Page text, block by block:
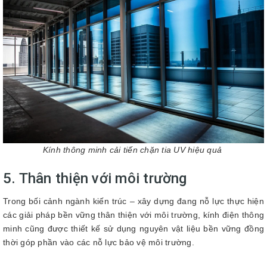
Kính thông minh cải tiến chặn tia UV hiệu quả
5. Thân thiện với môi trường
Trong bối cảnh ngành kiến trúc – xây dựng đang nỗ lực thực hiện
các giải pháp bền vững thân thiện với môi trường, kính điện thông
minh cũng được thiết kế sử dụng nguyên vật liệu bền vững đồng
thời góp phần vào các nỗ lực bảo vệ môi trường.